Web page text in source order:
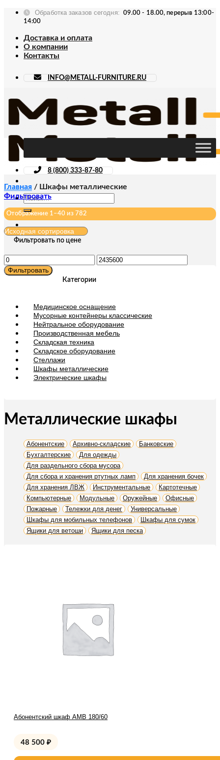
Skip
Обработка заказов сегодня:
09.00 - 18.00, перерыв 13:00-
14:00
Доставка и оплата
О компании
Контакты
INFO@METALL-FURNITURE.RU
Искать:
8 (800) 333-87-80
Главная / Шкафы металлические
Фильтровать
Отображение 1–40 из 782
Фильтровать по цене
Минимальная
цена
Максимальная
цена
Фильтровать
Категории
Медицинское оснащение
Мусорные контейнеры классические
Нейтральное оборудование
Производственная мебель
Складская техника
Складское оборудование
Стеллажи
Шкафы металлические
Электрические шкафы
Металлические шкафы
Абонентские Архивно-складские
Банковские
Бухгалтерские
Для одежды
Для раздельного сбора мусора
Для сбора и хранения ртутных ламп
Для хранения бочек
Для хранения ЛВЖ
Инструментальные
Картотечные
Компьютерные
Модульные Оружейные
Офисные
Пожарные
Тележки для денег
Универсальные
Шкафы для мобильных телефонов
Шкафы для сумок
Ящики для ветоши
Ящики для песка
Абонентский шкаф AMB 180/60
48 500 ₽